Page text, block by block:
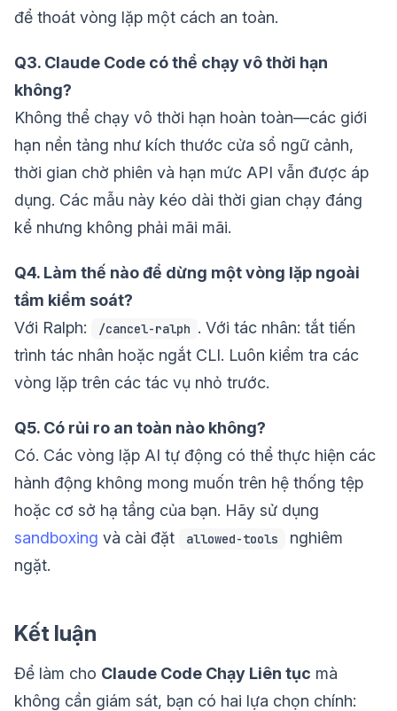
để thoát vòng lặp một cách an toàn.
Q3. Claude Code có thể chạy vô thời hạn
không?
Không thể chạy vô thời hạn hoàn toàn—các giới
hạn nền tảng như kích thước cửa sổ ngữ cảnh,
thời gian chờ phiên và hạn mức API vẫn được áp
dụng. Các mẫu này kéo dài thời gian chạy đáng
kể nhưng không phải mãi mãi.
Q4. Làm thế nào để dừng một vòng lặp ngoài
tầm kiểm soát?
Với Ralph:
/cancel-ralph . Với tác nhân: tắt tiến
trình tác nhân hoặc ngắt CLI. Luôn kiểm tra các
vòng lặp trên các tác vụ nhỏ trước.
Q5. Có rủi ro an toàn nào không?
Có. Các vòng lặp AI tự động có thể thực hiện các
hành động không mong muốn trên hệ thống tệp
hoặc cơ sở hạ tầng của bạn. Hãy sử dụng
sandboxing và cài đặt allowed-tools
nghiêm
ngặt.
Kết luận
Để làm cho Claude Code Chạy Liên tục mà
không cần giám sát, bạn có hai lựa chọn chính: